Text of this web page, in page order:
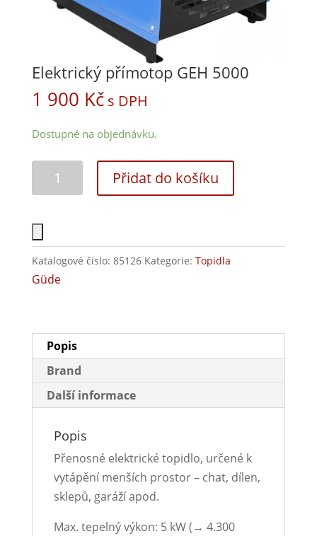
Elektrický přímotop GEH 5000
1 900 Kč s DPH
Dostupné na objednávku.
Přidat do košíku
Katalogové číslo: 85126 Kategorie: Topidla
Güde
Popis
Brand
Další informace
Popis
Přenosné elektrické topidlo, určené k
vytápění menších prostor – chat, dílen,
sklepů, garáží apod.
Max. tepelný výkon: 5 kW (→ 4.300